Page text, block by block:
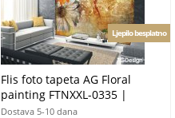
Flis foto tapeta AG Floral
painting FTNXXL-0335 |
360x270 cm
Ljepilo besplatno
Dostava 5-10 dana